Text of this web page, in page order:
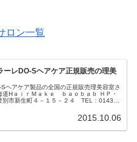
ロン一覧
ーレDO-Sヘアケア正規販売の理美
ヘアケア製品の全国の正規販売理美容室さ
HａｉｒＭａｋｅ ｂａｏｂａｂ ＨＰ・
別市新生町４－１５－２４ TEL：0143-
2015.10.06